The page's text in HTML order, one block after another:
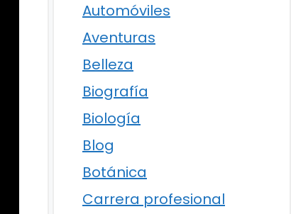
Automóviles
Aventuras
Belleza
Biografía
Biología
Blog
Botánica
Carrera profesional